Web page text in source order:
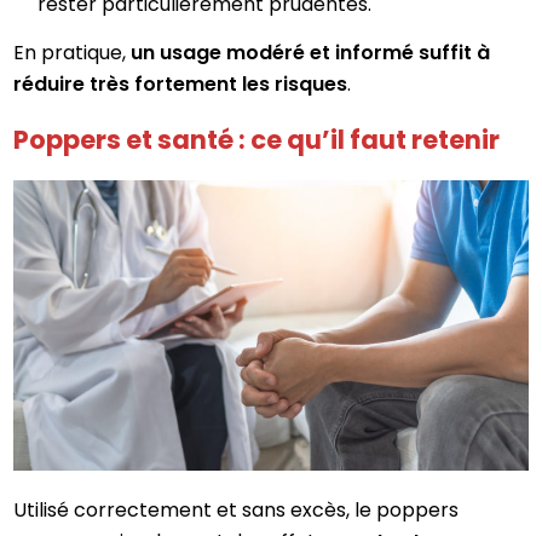
En pratique, un usage modéré et informé suffit à
réduire très fortement les risques.
Poppers et santé : ce qu’il faut retenir
Utilisé correctement et sans excès, le poppers